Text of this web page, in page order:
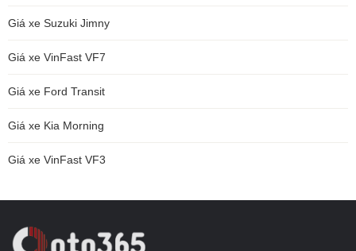
Giá xe Suzuki Jimny
Giá xe VinFast VF7
Giá xe Ford Transit
Giá xe Kia Morning
Giá xe VinFast VF3